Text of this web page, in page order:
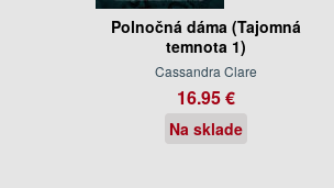
Polnočná dáma (Tajomná
temnota 1)
Cassandra Clare
16.95 €
Na sklade